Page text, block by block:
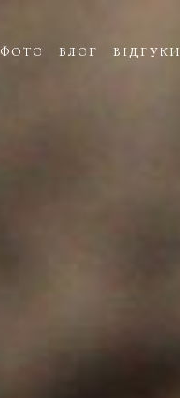
ФОТО БЛОГ ВІДГУКИ